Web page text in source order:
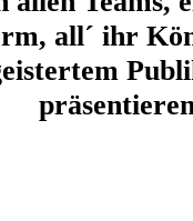
all´ ihr